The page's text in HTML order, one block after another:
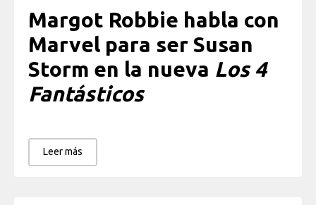
Margot Robbie habla con
Marvel para ser Susan
Storm en la nueva Los 4
Fantásticos
Leer más